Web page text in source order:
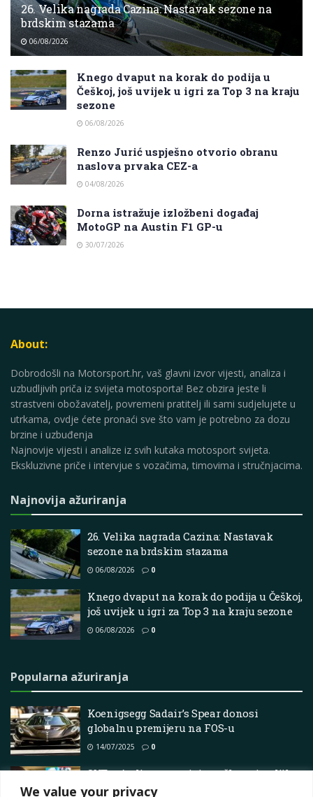
We value your privacy
26. Velika nagrada Cazina: Nastavak sezone na
brdskim stazama
06/08/2026
Knego dvaput na korak do podija u
Češkoj, još uvijek u igri za Top 3 na kraju
sezone
06/08/2026
Renzo Jurić uspješno otvorio obranu
naslova prvaka CEZ-a
04/08/2026
Dorna istražuje izložbeni događaj
MotoGP na Austin F1 GP-u
30/07/2026
About:
Dobrodošli na Motorsport.hr, vaš glavni izvor vijesti, analiza i
uzbudljivih priča iz svijeta motosporta! Bez obzira jeste li
strastveni obožavatelj, povremeni pratitelj ili sami sudjelujete u
utrkama, ovdje ćete pronaći sve što vam je potrebno za dozu
brzine i uzbuđenja
Najnovije vijesti i analize iz svih kutaka motosport svijeta.
Ekskluzivne priče i intervjue s vozačima, timovima i stručnjacima.
Najnovija ažuriranja
26. Velika nagrada Cazina: Nastavak
sezone na brdskim stazama
06/08/2026 0
Knego dvaput na korak do podija u Češkoj,
još uvijek u igri za Top 3 na kraju sezone
06/08/2026 0
Popularna ažuriranja
Koenigsegg Sadair’s Spear donosi
globalnu premijeru na FOS-u
14/07/2025 0
SVT u Ateljere smanjuje troškove i ugljik s
FIA -om Rally Proizvodnja Švedske